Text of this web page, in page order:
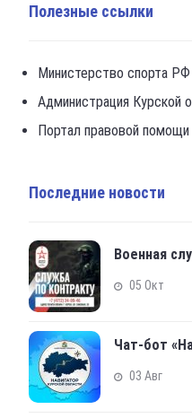
Полезные ссылки
Министерство спорта РФ
Администрация Курской
Портал правовой помощи
Последние новости
Военная
05 Окт
Чат-бот
03 Авг